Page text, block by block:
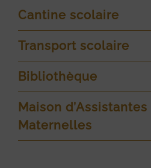
Cantine scolaire
Transport scolaire
Bibliothèque
Maison d’Assistantes
Maternelles